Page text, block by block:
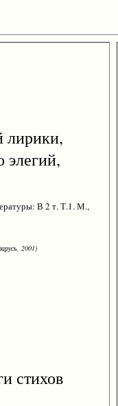
лирики,
элегий,
В 2 т. Т.1. М.,
2001)
стихов